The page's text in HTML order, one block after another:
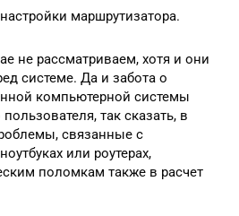
маршрутизатора.
не рассматриваем, хотя и они
системе. Да и забота о
компьютерной системы
так сказать, в
связанные с
или роутерах,
поломкам также в расчет